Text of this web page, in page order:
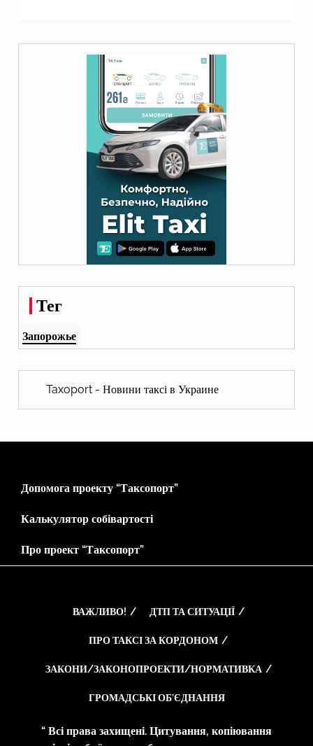
Тег
Запорожье
Taxoport - Новини таксі в Украине
Допомога проекту “Таксопорт”
Калькулятор собівартості
Про проект “Таксопорт”
ВАЖЛИВО! ДТП ТА СИТУАЦІЇ
ПРО ТАКСІ ЗА КОРДОНОМ
ЗАКОНИ/ЗАКОНОПРОЕКТИ/НОРМАТИВКА
ГРОМАДСЬКІ ОБ’ЄДНАННЯ
“ Всі права захищені. Цитування, копіювання